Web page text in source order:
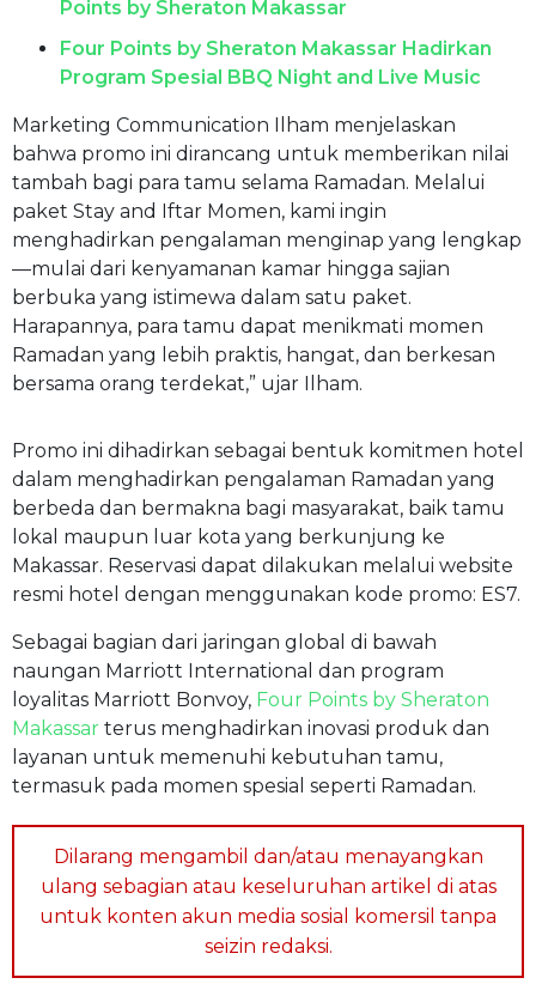
Points by Sheraton Makassar
Four Points by Sheraton Makassar Hadirkan
Program Spesial BBQ Night and Live Music
Marketing Communication Ilham menjelaskan
bahwa promo ini dirancang untuk memberikan nilai
tambah bagi para tamu selama Ramadan. Melalui
paket Stay and Iftar Momen, kami ingin
menghadirkan pengalaman menginap yang lengkap
—mulai dari kenyamanan kamar hingga sajian
berbuka yang istimewa dalam satu paket.
Harapannya, para tamu dapat menikmati momen
Ramadan yang lebih praktis, hangat, dan berkesan
bersama orang terdekat,” ujar Ilham.
Promo ini dihadirkan sebagai bentuk komitmen hotel
dalam menghadirkan pengalaman Ramadan yang
berbeda dan bermakna bagi masyarakat, baik tamu
lokal maupun luar kota yang berkunjung ke
Makassar. Reservasi dapat dilakukan melalui website
resmi hotel dengan menggunakan kode promo: ES7.
Sebagai bagian dari jaringan global di bawah
naungan Marriott International dan program
loyalitas Marriott Bonvoy, Four Points by Sheraton
Makassar terus menghadirkan inovasi produk dan
layanan untuk memenuhi kebutuhan tamu,
termasuk pada momen spesial seperti Ramadan.
Dilarang mengambil dan/atau menayangkan
ulang sebagian atau keseluruhan artikel di atas
untuk konten akun media sosial komersil tanpa
seizin redaksi.